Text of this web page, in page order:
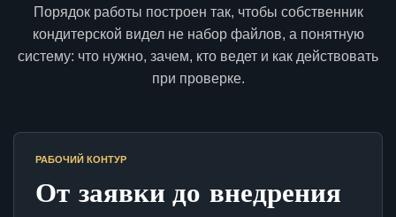
Порядок работы построен так, чтобы собственник
кондитерской видел не набор файлов, а понятную
систему: что нужно, зачем, кто ведет и как действовать
при проверке.
РАБОЧИЙ КОНТУР
От заявки до внедрения